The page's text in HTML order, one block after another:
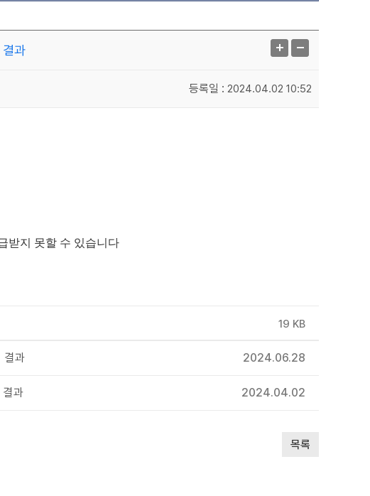
과
등록일 : 2024.04.02 10:52
받지 못할 수 있습니다
19 KB
결과 2024.06.28
과 2024.04.02
목록